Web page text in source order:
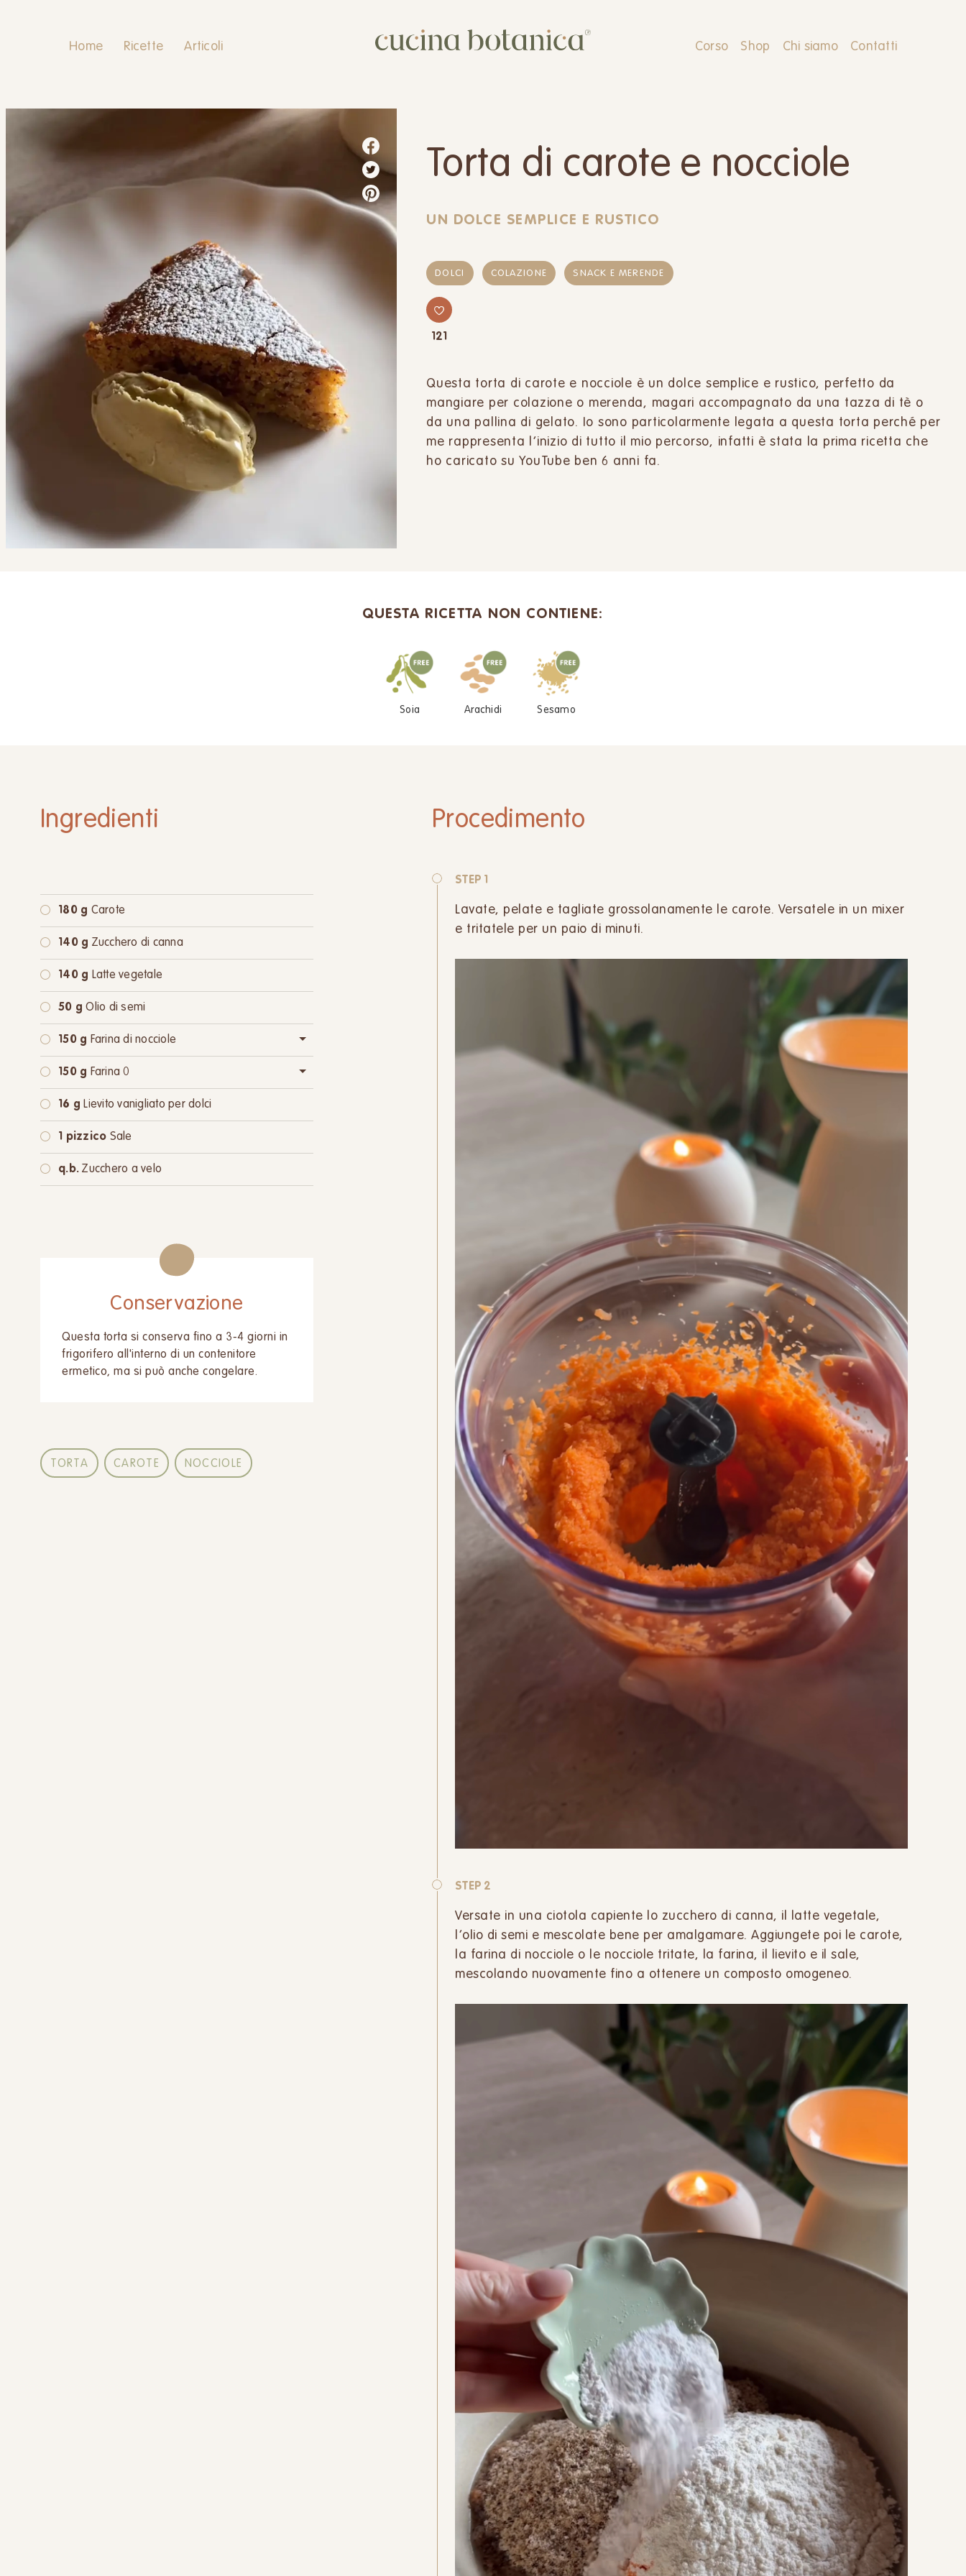
Home Ricette Articoli Corso Shop Chi siamo Contatti
Torta di carote e nocciole
UN DOLCE SEMPLICE E RUSTICO
DOLCI COLAZIONE SNACK E MERENDE
121
Questa torta di carote e nocciole è un dolce semplice e rustico, perfetto da
mangiare per colazione o merenda, magari accompagnato da una tazza di tè o
da una pallina di gelato. Io sono particolarmente legata a questa torta perché per
me rappresenta l’inizio di tutto il mio percorso, infatti è stata la prima ricetta che
ho caricato su YouTube ben 6 anni fa.
QUESTA RICETTA NON CONTIENE:
Soia Arachidi Sesamo
Ingredienti
180 g Carote
140 g Zucchero di canna
140 g Latte vegetale
50 g Olio di semi
150 g Farina di nocciole
oppure:150 gNocciole tritate
150 g Farina 0
oppure:150 gFarina integrale
16 g Lievito vanigliato per dolci
1 pizzico Sale
q.b. Zucchero a velo
Conservazione
Questa torta si conserva fino a 3-4 giorni in
frigorifero all'interno di un contenitore
ermetico, ma si può anche congelare.
TORTA CAROTE NOCCIOLE
Procedimento
STEP 1
Lavate, pelate e tagliate grossolanamente le carote. Versatele in un mixer
e tritatele per un paio di minuti.
STEP 2
Versate in una ciotola capiente lo zucchero di canna, il latte vegetale,
l’olio di semi e mescolate bene per amalgamare. Aggiungete poi le carote,
la farina di nocciole o le nocciole tritate, la farina, il lievito e il sale,
mescolando nuovamente fino a ottenere un composto omogeneo.